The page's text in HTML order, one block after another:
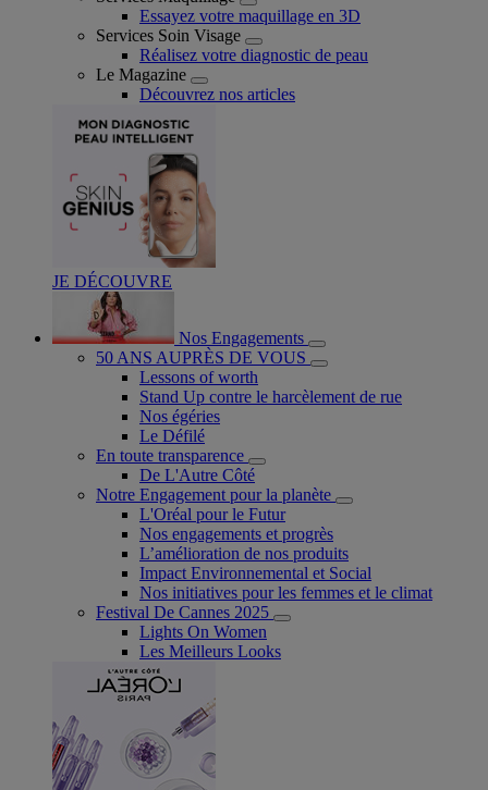
Essayez votre maquillage en 3D
Services Soin Visage
Réalisez votre diagnostic de peau
Le Magazine
Découvrez nos articles
JE DÉCOUVRE
Nos Engagements
50 ANS AUPRÈS DE VOUS
Lessons of worth
Stand Up contre le harcèlement de rue
Nos égéries
Le Défilé
En toute transparence
De L'Autre Côté
Notre Engagement pour la planète
L'Oréal pour le Futur
Nos engagements et progrès
L’amélioration de nos produits
Impact Environnemental et Social
Nos initiatives pour les femmes et le climat
Festival De Cannes 2025
Lights On Women
Les Meilleurs Looks